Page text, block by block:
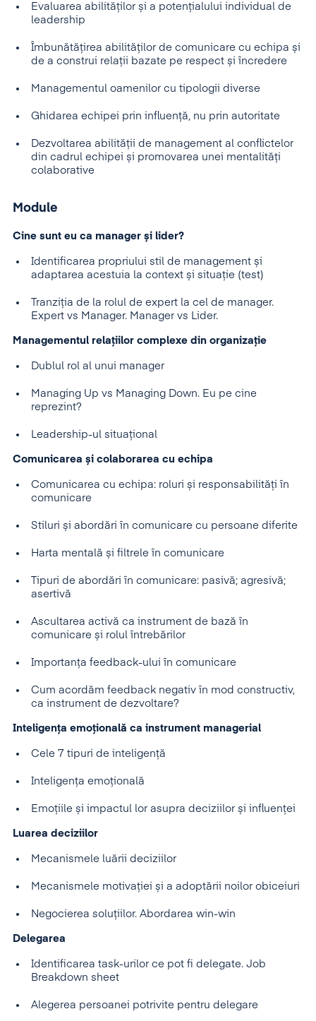
Evaluarea abilităților și a potențialului individual de
leadership
Îmbunătățirea abilităților de comunicare cu echipa și
de a construi relații bazate pe respect și încredere
Managementul oamenilor cu tipologii diverse
Ghidarea echipei prin influență, nu prin autoritate
Dezvoltarea abilității de management al conflictelor
din cadrul echipei și promovarea unei mentalități
colaborative
Module
Cine sunt eu ca manager și lider?
Identificarea propriului stil de management și
adaptarea acestuia la context și situație (test)
Tranziția de la rolul de expert la cel de manager.
Expert vs Manager. Manager vs Lider.
Managementul relațiilor complexe din organizație
Dublul rol al unui manager
Managing Up vs Managing Down. Eu pe cine
reprezint?
Leadership-ul situațional
Comunicarea și colaborarea cu echipa
Comunicarea cu echipa: roluri și responsabilități în
comunicare
Stiluri și abordări în comunicare cu persoane diferite
Harta mentală și filtrele în comunicare
Tipuri de abordări în comunicare: pasivă; agresivă;
asertivă
Ascultarea activă ca instrument de bază în
comunicare și rolul întrebărilor
Importanța feedback-ului în comunicare
Cum acordăm feedback negativ în mod constructiv,
ca instrument de dezvoltare?
Inteligența emoțională ca instrument managerial
Cele 7 tipuri de inteligență
Inteligența emoțională
Emoțiile și impactul lor asupra deciziilor și influenței
Luarea deciziilor
Mecanismele luării deciziilor
Mecanismele motivației și a adoptării noilor obiceiuri
Negocierea soluțiilor. Abordarea win-win
Delegarea
Identificarea task-urilor ce pot fi delegate. Job
Breakdown sheet
Alegerea persoanei potrivite pentru delegare